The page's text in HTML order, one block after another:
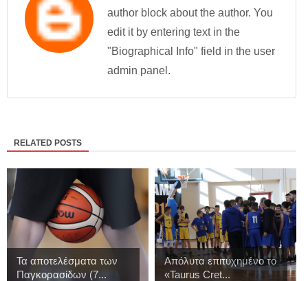
author block about the author. You
edit it by entering text in the
"Biographical Info" field in the user
admin panel.
RELATED POSTS
Τα αποτελέσματα των
Παγκορασίδων (7...
Απόλυτα επιτυχημένο το
«Taurus Cret...